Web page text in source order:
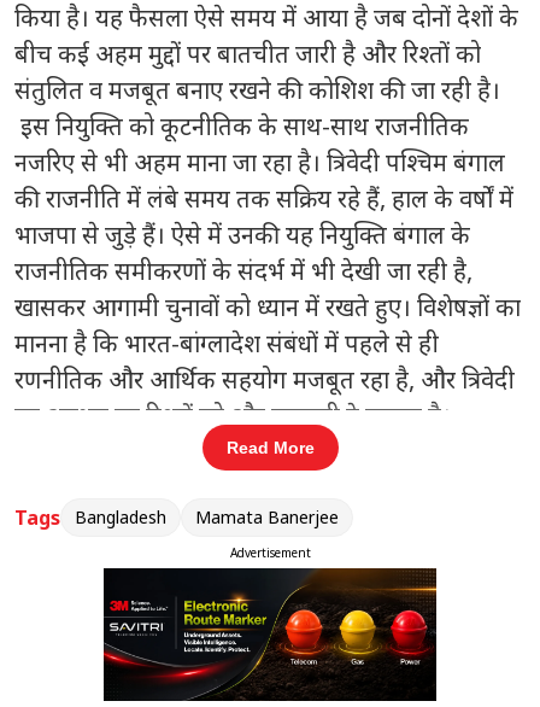
किया है। यह फैसला ऐसे समय में आया है जब दोनों देशों के
बीच कई अहम मुद्दों पर बातचीत जारी है और रिश्तों को
संतुलित व मजबूत बनाए रखने की कोशिश की जा रही है।
इस नियुक्ति को कूटनीतिक के साथ-साथ राजनीतिक
नजरिए से भी अहम माना जा रहा है। त्रिवेदीपश्चिम बंगाल
की राजनीति में लंबे समय तक सक्रिय रहे हैं, हाल के वर्षों में
भाजपा से जुड़े हैं। ऐसे में उनकी यह नियुक्ति बंगाल के
राजनीतिक समीकरणों के संदर्भ में भी देखी जा रही है,
खासकर आगामी चुनावों को ध्यान में रखते हुए। विशेषज्ञों का
मानना हैकि भारत-बांग्लादेश संबंधों में पहले से ही
रणनीतिक और आर्थिक सहयोग मजबूत रहा है, और त्रिवेदी
का अनुभव इन रिश्तों को और मजबूती दे सकता है।
नई नियुक्ति और कूटनीतिक बदलाव
त्रिवेदी अब प्रणय वर्मा की जगह बांग्लादेश में भारत के
उच्चायुक्त की जिम्मेदारी संभालेंगे। वहीं
ब्रसेल्स भेजा जा रहा है,जहां वे यूरोपियन यूनियन (
भारत के राजदूत के रूप में कार्यभार ग्रहण करेंगे। इसे भारत
की व्यापक कूटनीतिक रणनीति का हिस्सा माना जा रहा है।
हाल के वर्षों में बांग्लादेशकी आंतरिक राजनीति का असर
Read More
Tags Bangladesh Mamata Banerjee
Advertisement